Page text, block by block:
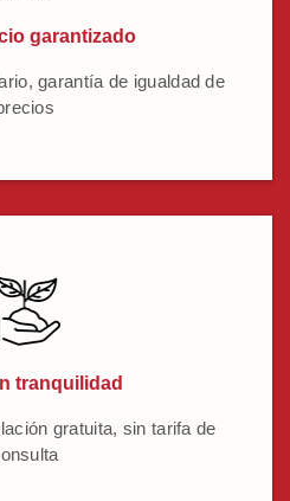
garantizado
garantía de igualdad de
tranquilidad
gratuita, sin tarifa de